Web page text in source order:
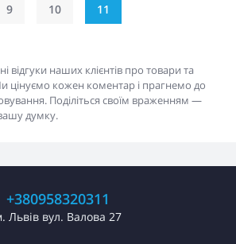
9 10 11
відгуки наших клієнтів про товари та
цінуємо кожен коментар і прагнемо до
Поділіться своїм враженням —
думку.
+380958320311
Львів вул. Валова 27